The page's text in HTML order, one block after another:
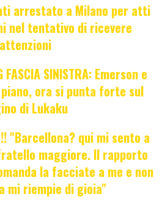
arrestato a Milano per atti
nel tentativo di ricevere
attenzioni
FASCIA SINISTRA: Emerson e
ora si punta forte sul
di Lukaku
"Barcellona? qui mi sento a
maggiore. Il rapporto
la facciate a me e non
mi riempie di gioia"